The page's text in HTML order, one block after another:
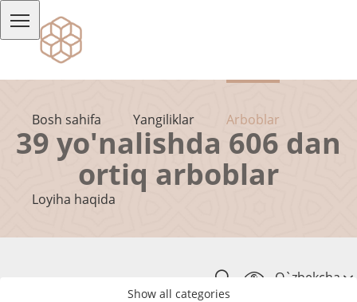
Bosh sahifa Yangiliklar Arboblar
Loyiha haqida
O`zbekcha
39 yo'nalishda 606 dan
ortiq arboblar
Show all categories